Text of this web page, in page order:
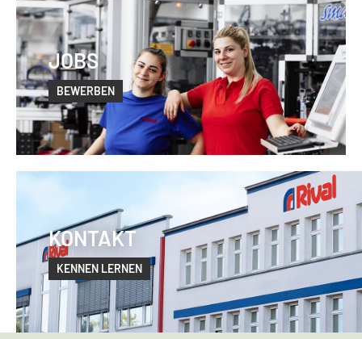
JOBS
BEWERBEN
KONTAKT
KENNEN LERNEN